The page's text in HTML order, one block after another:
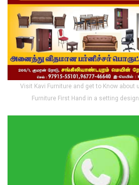
Visit Kavi Furniture and get to Know about
Furniture First Hand in a setting